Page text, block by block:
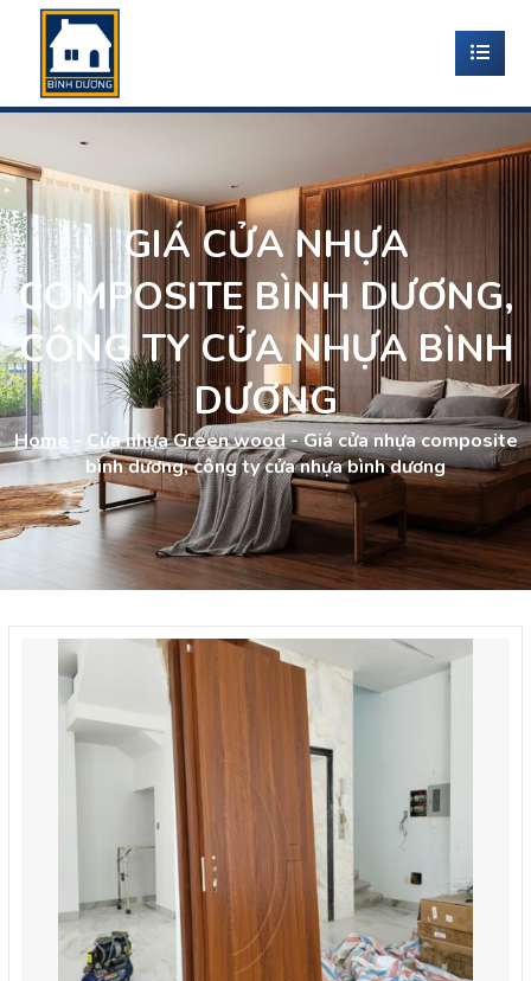
GIÁ CỬA NHỰA
COMPOSITE BÌNH DƯƠNG,
CÔNG TY CỬA NHỰA BÌNH
DƯƠNG
Home - Cửa nhựa Green wood-Giá cửa nhựa composite
bình dương, công ty cửa nhựa bình dương